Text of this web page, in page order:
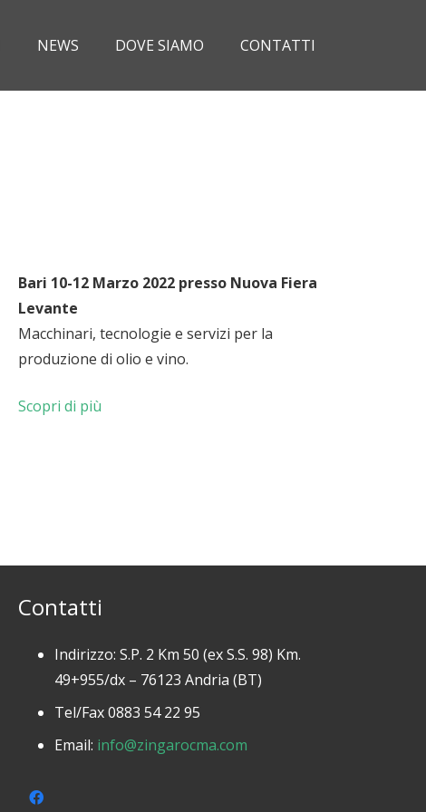
NEWS DOVE SIAMO CONTATTI
Bari 10-12 Marzo 2022 presso Nuova Fiera
Levante
Macchinari, tecnologie e servizi per la
produzione di olio e vino.
Scopri di più
Contatti
Indirizzo: S.P. 2 Km 50 (ex S.S. 98) Km.
49+955/dx – 76123 Andria (BT)
Tel/Fax 0883 54 22 95
Email: info@zingarocma.com